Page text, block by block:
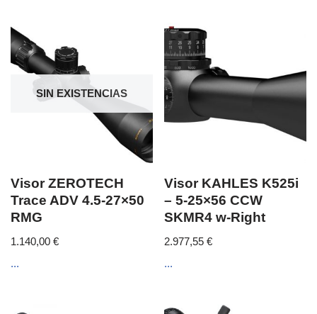
SIN EXISTENCIAS
Visor ZEROTECH
Trace ADV 4.5-27×50
RMG
1.140,00 €
...
Visor KAHLES K525i
– 5-25×56 CCW
SKMR4 w-Right
2.977,55€
...